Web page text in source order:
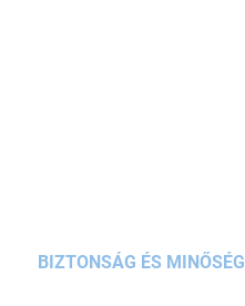
BIZTONSÁG ÉS MINŐSÉG